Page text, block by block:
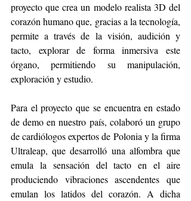
proyecto que crea un modelo realista 3D del
corazón humano que, gracias a la tecnología,
permite a través de la visión, audición y
tacto, explorar de forma inmersiva este
órgano, permitiendo su manipulación,
exploración y estudio.
Para el proyecto que se encuentra en estado
de demo en nuestro país, colaboró un grupo
de cardiólogos expertos de Polonia y la firma
Ultraleap, que desarrolló una alfombra que
emula la sensación del tacto en el aire
produciendo vibraciones ascendentes que
emulan los latidos del corazón. A dicha